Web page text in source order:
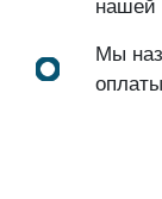
нашей
Мы
оплаты